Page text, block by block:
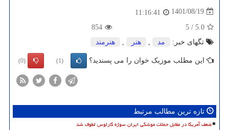
1401/08/19
11:16:41
5.0
/
5
854
تگهای خبر:
مد هنر هنرمند
این مطلب موزیک خوان را می پسندید؟ (1)
(0)
تازه ترین مطالب مرتبط
ضعف آمریکا در مقابل حملات موشکی ایران سوژه کارلوس لطوف شد